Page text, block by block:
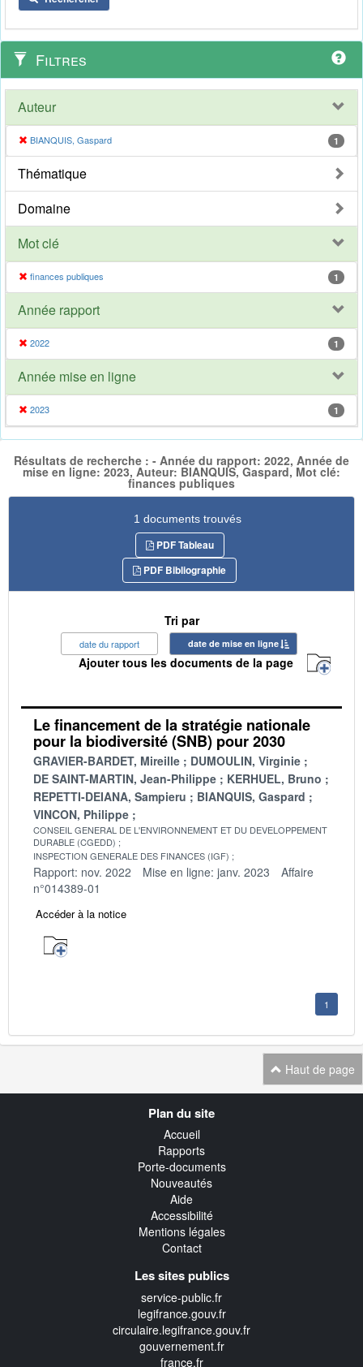
Filtres
Auteur
BIANQUIS, Gaspard 1
Thématique
Domaine
Mot clé
finances publiques 1
Année rapport
2022 1
Année mise en ligne
2023 1
Résultats de recherche : - Année du rapport: 2022, Année de
mise en ligne: 2023, Auteur: BIANQUIS, Gaspard, Mot clé:
finances publiques
1 documents trouvés
PDF Tableau
PDF Bibliographie
Tri par
date du rapport date de mise en ligne
Ajouter tous les documents de la page
Le financement de la stratégie nationale
pour la biodiversité (SNB) pour 2030
GRAVIER-BARDET, Mireille
DUMOULIN, Virginie
DE SAINT-MARTIN, Jean-Philippe
KERHUEL, Bruno
REPETTI-DEIANA, Sampieru
BIANQUIS, Gaspard
VINCON, Philippe
CONSEIL GENERAL DE L'ENVIRONNEMENT ET DU DEVELOPPEMENT
DURABLE (CGEDD)
INSPECTION GENERALE DES FINANCES (IGF)
Rapport: nov. 2022 Mise en ligne: janv. 2023
Affaire
n°014389-01
Accéder à la notice
1
Haut de page
Plan du site
Accueil
Rapports
Porte-documents
Nouveautés
Aide
Accessibilité
Mentions légales
Contact
Les sites publics
service-public.fr
legifrance.gouv.fr
circulaire.legifrance.gouv.fr
gouvernement.fr
france.fr